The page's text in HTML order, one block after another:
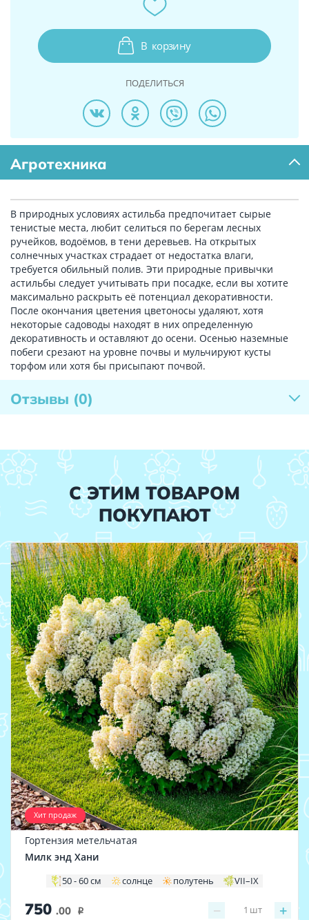
В корзину
ПОДЕЛИТЬСЯ
Агротехника
В природных условиях астильба предпочитает сырые
тенистые места, любит селиться по берегам лесных
ручейков, водоёмов, в тени деревьев. На открытых
солнечных участках страдает от недостатка влаги,
требуется обильный полив. Эти природные привычки
астильбы следует учитывать при посадке, если вы хотите
максимально раскрыть её потенциал декоративности.
После окончания цветения цветоносы удаляют, хотя
некоторые садоводы находят в них определенную
декоративность и оставляют до осени. Осенью наземные
побеги срезают на уровне почвы и мульчируют кусты
торфом или хотя бы присыпают почвой.
Отзывы (0)
С ЭТИМ ТОВАРОМ
ПОКУПАЮТ
Хит продаж
Гортензия метельчатая
Милк энд Хани
50 - 60 см солнце полутень VII–IХ
750 .00 i − +
1 шт